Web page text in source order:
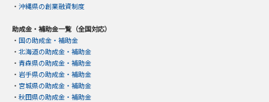
・ 沖縄県の創業融資制度
助成金・補助金一覧（全国対応）
・ 国の助成金・補助金
・ 北海道の助成金・補助金
・ 青森県の助成金・補助金
・ 岩手県の助成金・補助金
・ 宮城県の助成金・補助金
・ 秋田県の助成金・補助金